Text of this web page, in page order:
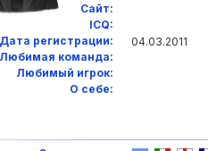
Сайт:
ICQ:
Дата регистрации:
04.03.2011
Любимая команда:
Любимый игрок:
О себе: